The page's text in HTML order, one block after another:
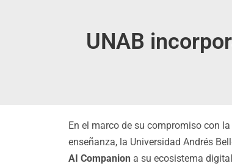
UNAB
En el marco de su compromiso con
enseñanza, la Universidad Andrés
AI Companion a su ecosistema